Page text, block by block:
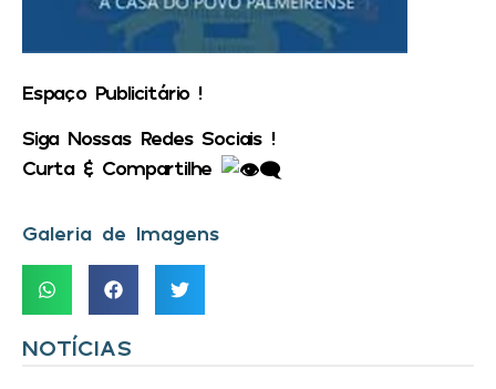
Espaço Publicitário !
Siga Nossas Redes Sociais !
Curta & Compartilhe ‍
Galeria de Imagens
NOTÍCIAS